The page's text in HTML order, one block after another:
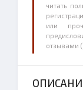
читать
или
отзывами